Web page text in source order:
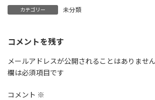
カテゴリー 未分類
コメントを残す
メールアドレスが公開されることはありません
欄は必須項目です
コメント ※